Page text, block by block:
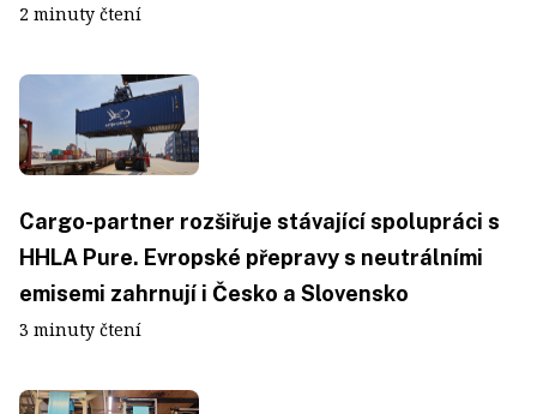
2 minuty čtení
Cargo-partner rozšiřuje stávající spolupráci s
HHLA Pure. Evropské přepravy s neutrálními
emisemi zahrnují i Česko a Slovensko
3 minuty čtení